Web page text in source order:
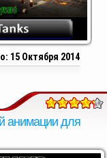
15 Октября 2014
анимации для